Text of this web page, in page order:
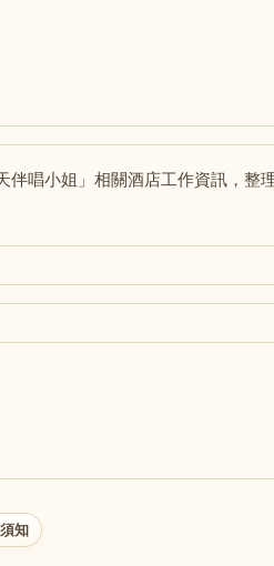
唱小姐」相關酒店工作資訊，整
知